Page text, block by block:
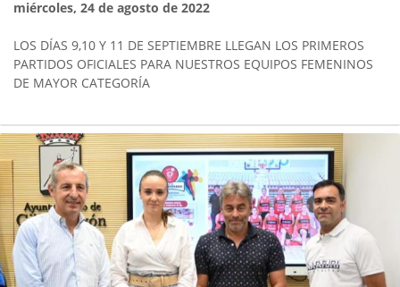
miércoles, 24 de agosto de 2022
LOS DÍAS 9,10 Y 11 DE SEPTIEMBRE LLEGAN LOS PRIMEROS
PARTIDOS OFICIALES PARA NUESTROS EQUIPOS FEMENINOS
DE MAYOR CATEGORÍA